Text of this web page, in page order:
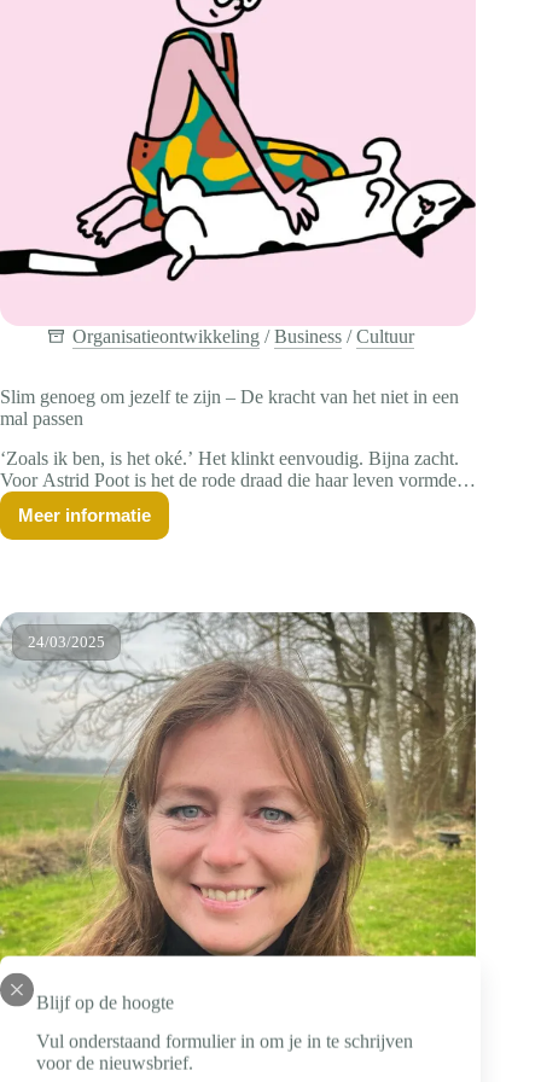
Blijf op de hoogte
Vul onderstaand formulier in om je in te schrijven
voor de nieuwsbrief.
Organisatieontwikkeling /Business /Cultuur
Slim genoeg om jezelf te zijn – De kracht van het niet in een
mal passen
‘Zoals ik ben, is het oké.’ Het klinkt eenvoudig. Bijna zacht.
Voor Astrid Poot is het de rode draad die haar leven vormde.
Soms ontmoet je iemand bij wie alles klopt. Niet omdat alles
vanzelf gaat, maar juist omdat ze van elk stukje leven iets
bijzonders wist te maken. Astrid is zo’n iemand.
Meer informatie
Slim
genoeg
zijn
–
De
kracht
van
het
niet
in
een
mal
passen
24/03/2025